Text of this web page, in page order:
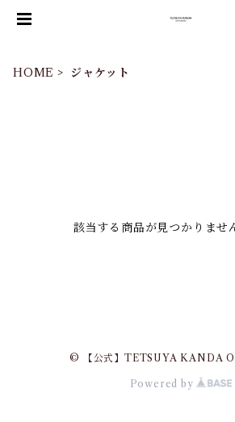
HOME ジャケット
該当する商品が見つかりませ
© 【公式】TETSUYA KANDA
Powered by